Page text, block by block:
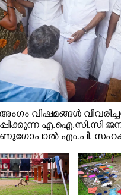
അംഗം വിഷമങ്ങൾ
എ.ഐ.സി.സി
എം.പി.
മന്ത്രി എം. ലിജു,